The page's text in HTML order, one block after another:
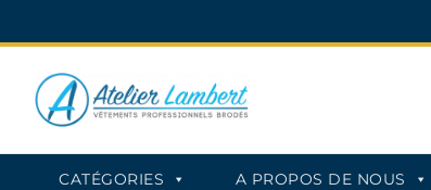
au
CATÉGORIES A PROPOS DE NOUS